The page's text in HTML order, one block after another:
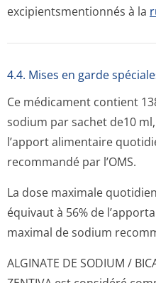
excipientsmen­tionnés à la
4.4. Mises en garde
Ce médicament contient
sodium par sachet de10
l’apport alimentaire
recommandé par l’OMS.
La dose maximale
équivaut à 56% de
maximal de sodium
ALGINATE DE SODIUM /